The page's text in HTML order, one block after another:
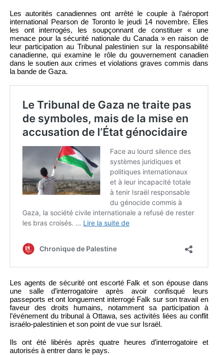
Les autorités canadiennes ont arrêté le couple à l’aéroport
international Pearson de Toronto le jeudi 14 novembre. Elles
les ont interrogés, les soupçonnant de constituer « une
menace pour la sécurité nationale du Canada » en raison de
leur participation au Tribunal palestinien sur la responsabilité
canadienne, qui examine le rôle du gouvernement canadien
dans le soutien aux crimes et violations graves commis dans
la bande de Gaza.
Les agents de sécurité ont escorté Falk et son épouse dans
une salle d’interrogatoire après avoir confisqué leurs
passeports et ont longuement interrogé Falk sur son travail en
faveur des droits humains, notamment sa participation à
l’événement du tribunal à Ottawa, ses activités liées au conflit
israélo-palestinien et son point de vue sur Israël.
Ils ont été libérés après quatre heures d’interrogatoire et
autorisés à entrer dans le pays.